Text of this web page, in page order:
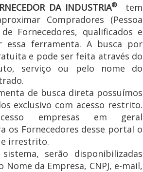
DA INDUSTRIA®tem
Compradores (Pessoa
Fornecedores, qualificados e
essa ferramenta. A busca por
e pode ser feita através do
serviço ou pelo nome do
de busca direta possuímos
exclusivo com acesso restrito.
empresas em geral
os Fornecedores desse portal o
irrestrito.
serão disponibilizadas
Nome da Empresa, CNPJ, e-mail,